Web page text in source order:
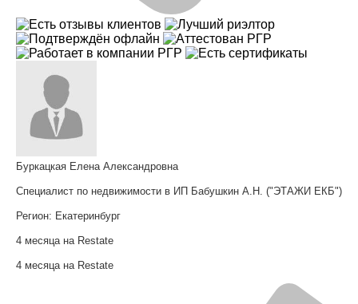
Буркацкая Елена Александровна
Специалист по недвижимости в ИП Бабушкин А.Н. ("ЭТАЖИ ЕКБ")
Регион: Екатеринбург
4 месяца на Restate
4 месяца на Restate